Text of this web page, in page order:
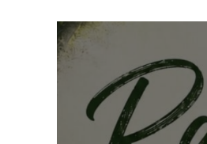
ÉGLISES EN LIGNE (VIDÉO)